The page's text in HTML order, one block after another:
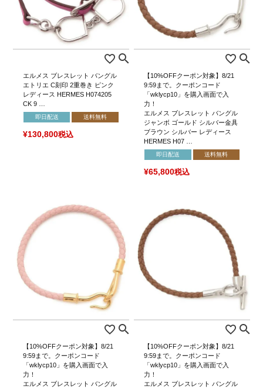
エルメス ブレスレット バングル
エトリエ C刻印 2重巻き ピンク
レディース HERMES H074205
CK 9 …
即日配送 送料無料
¥130,800税込
【10%OFFクーポン対象】8/21
9:59まで。クーポンコード
「wklycp10」を購入画面で入
力！
エルメス ブレスレット バングル
ジャンボ ゴールド シルバー金具
ブラウン シルバー レディース
HERMES H07 …
即日配送 送料無料
¥65,800税込
【10%OFFクーポン対象】8/21
9:59まで。クーポンコード
「wklycp10」を購入画面で入
力！
エルメス ブレスレット バングル
【10%OFFクーポン対象】8/21
9:59まで。クーポンコード
「wklycp10」を購入画面で入
力！
エルメス ブレスレット バングル